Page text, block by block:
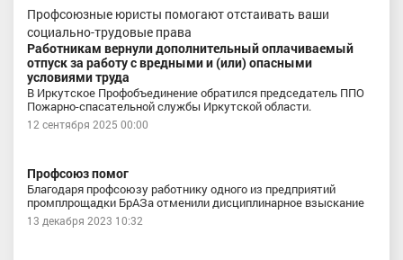
Профсоюзные юристы помогают отстаивать ваши
социально-трудовые права
Работникам вернули дополнительный оплачиваемый
отпуск за работу с вредными и (или) опасными
условиями труда
В Иркутское Профобъединение обратился председатель ППО
Пожарно-спасательной службы Иркутской области.
12 сентября 2025 00:00
Профсоюз помог
Благодаря профсоюзу работнику одного из предприятий
промплрощадки БрАЗа отменили дисциплинарное взыскание
13 декабря 2023 10:32